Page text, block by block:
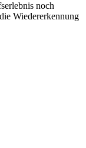
noch
Wiedererkennung